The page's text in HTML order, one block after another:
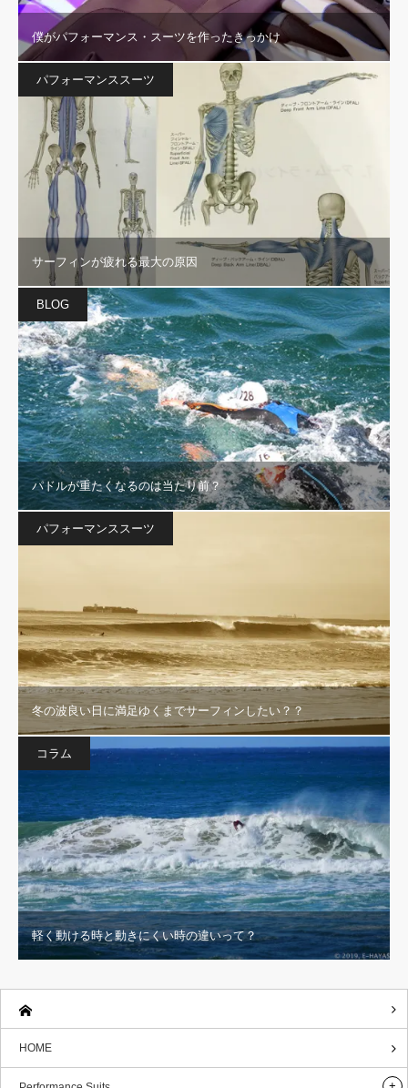
僕がパフォーマンス・スーツを作ったきっかけ
パフォーマンススーツ
サーフィンが疲れる最大の原因
BLOG
パドルが重たくなるのは当たり前？
パフォーマンススーツ
冬の波良い日に満足ゆくまでサーフィンしたい？？
コラム
軽く動ける時と動きにくい時の違いって？
HOME